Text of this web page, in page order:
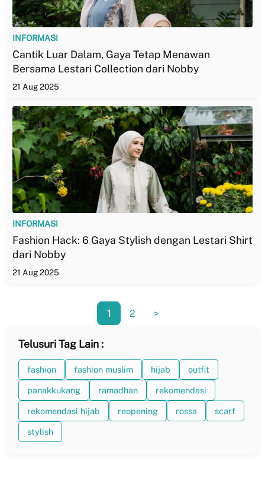
INFORMASI
Cantik Luar Dalam, Gaya Tetap Menawan
Bersama Lestari Collection dari Nobby
21 Aug 2025
INFORMASI
Fashion Hack: 6 Gaya Stylish dengan Lestari Shirt
dari Nobby
21 Aug 2025
1 2 >
Telusuri Tag Lain :
fashion fashion muslim hijab outfit
panakkukang ramadhan rekomendasi
rekomendasi hijab reopening rossa scarf
stylish